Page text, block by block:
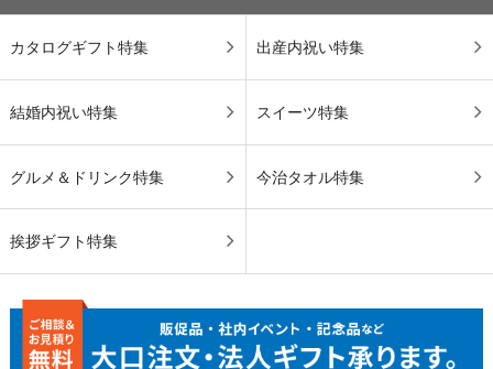
カタログギフト特集 出産内祝い特集
結婚内祝い特集 スイーツ特集
グルメ＆ドリンク特集 今治タオル特集
挨拶ギフト特集